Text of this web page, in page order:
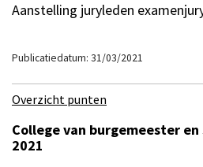
Aanstelling juryleden
Publicatiedatum: 31/03/2021
Overzicht punten
College van burgemeester
2021